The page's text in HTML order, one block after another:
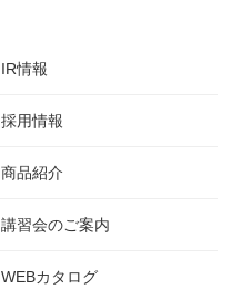
IR情報
採用情報
商品紹介
講習会のご案内
WEBカタログ